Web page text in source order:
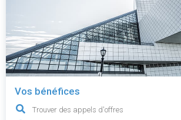
Vos bénéfices
Trouver des appels d'offres